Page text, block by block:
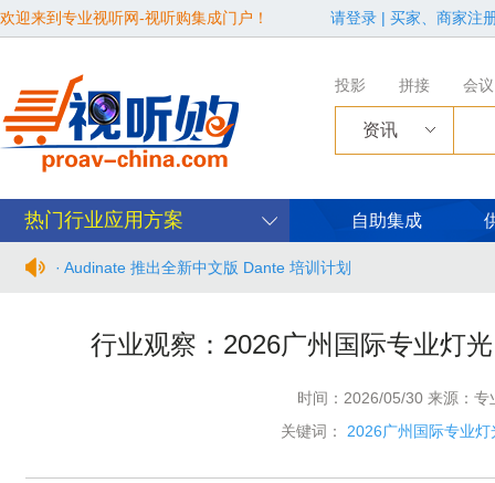
欢迎来到专业视听网-视听购集成门户！ 请登录 | 买家、商家注
投影 拼接 会议
资讯
热门行业应用方案 自助集成
· Audinate 推出全新中文版 Dante 培训计划
· 年度必赴约！9月15-17日，闻信第28届广告新科技上海秋交
行业观察：2026广州国际专业灯
时间：2026/05/30 来源：专
关键词：
2026广州国际专业灯